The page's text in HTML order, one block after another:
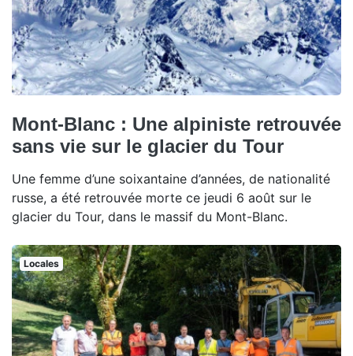
Mont-Blanc : Une alpiniste retrouvée
sans vie sur le glacier du Tour
Une femme d’une soixantaine d’années, de nationalité
russe, a été retrouvée morte ce jeudi 6 août sur le
glacier du Tour, dans le massif du Mont-Blanc.
Locales